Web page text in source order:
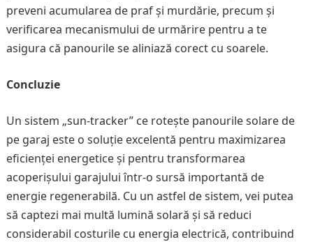
preveni acumularea de praf și murdărie, precum și
verificarea mecanismului de urmărire pentru a te
asigura că panourile se aliniază corect cu soarele.
Concluzie
Un sistem „sun-tracker” ce rotește panourile solare de
pe garaj este o soluție excelentă pentru maximizarea
eficienței energetice și pentru transformarea
acoperișului garajului într-o sursă importantă de
energie regenerabilă. Cu un astfel de sistem, vei putea
să captezi mai multă lumină solară și să reduci
considerabil costurile cu energia electrică, contribuind